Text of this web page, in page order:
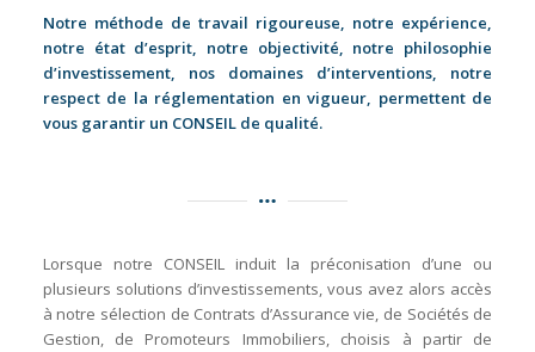
Notre méthode de travail rigoureuse, notre expérience,
notre état d’esprit, notre objectivité, notre philosophie
d’investissement, nos domaines d’interventions, notre
respect de la réglementation en vigueur, permettent de
vous garantir un CONSEIL de qualité.
Lorsque notre CONSEIL induit la préconisation d’une ou
plusieurs solutions d’investissements, vous avez alors accès
à notre sélection de Contrats d’Assurance vie, de Sociétés de
Gestion, de Promoteurs Immobiliers, choisis à partir de